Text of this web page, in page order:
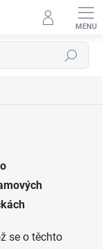
Hledat
se o těchto